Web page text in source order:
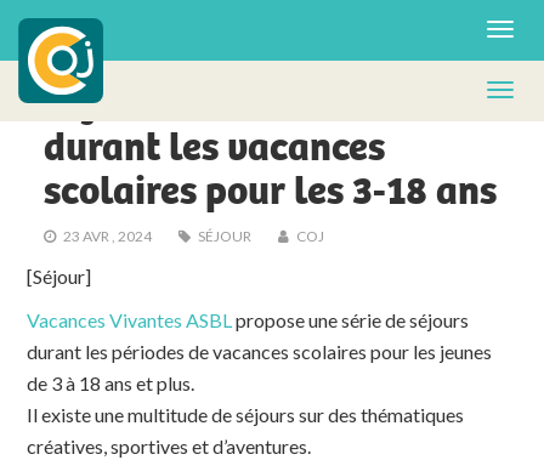
ACTUS - FA
Séjours d’aventures
durant les vacances
scolaires pour les 3-18 ans
23 AVR , 2024 SÉJOUR COJ
[Séjour]
Vacances Vivantes ASBLpropose une série de séjours
durant les périodes de vacances scolaires pour les jeunes
de 3 à 18 ans et plus.
Il existe une multitude de séjours sur des thématiques
créatives, sportives et d’aventures.